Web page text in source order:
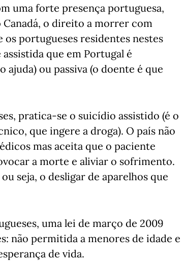
uma forte presença portuguesa,
Canadá, o direito a morrer com
os portugueses residentes nestes
que em Portugal é
ajuda) ou passiva (o doente é que
pratica-se o suicídio assistido (é o
que ingere a droga). O país não
mas aceita que o paciente
a morte e aliviar o sofrimento.
seja, o desligar de aparelhos que
uma lei de março de 2009
não permitida a menores de idade e
de vida.